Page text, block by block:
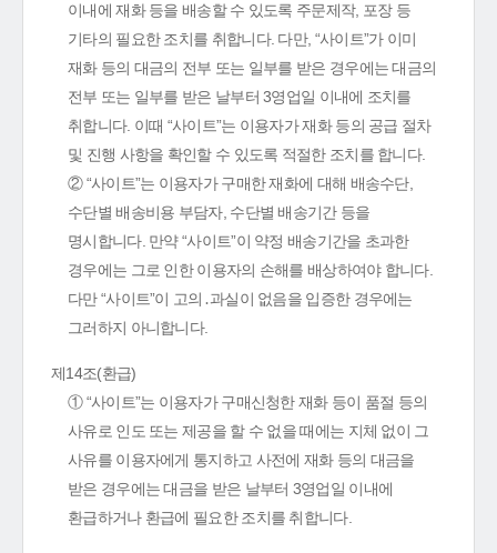
이내에 재화 등을 배송할 수 있도록 주문제작, 포장 등
기타의 필요한 조치를 취합니다. 다만, “사이트”가 이미
재화 등의 대금의 전부 또는 일부를 받은 경우에는 대금의
전부 또는 일부를 받은 날부터 3영업일 이내에 조치를
취합니다. 이때 “사이트”는 이용자가 재화 등의 공급 절차
및 진행 사항을 확인할 수 있도록 적절한 조치를 합니다.
② “사이트”는 이용자가 구매한 재화에 대해 배송수단,
수단별 배송비용 부담자, 수단별 배송기간 등을
명시합니다. 만약 “사이트”이 약정 배송기간을 초과한
경우에는 그로 인한 이용자의 손해를 배상하여야 합니다.
다만 “사이트”이 고의․과실이 없음을 입증한 경우에는
그러하지 아니합니다.
제14조(환급)
① “사이트”는 이용자가 구매신청한 재화 등이 품절 등의
사유로 인도 또는 제공을 할 수 없을 때에는 지체 없이 그
사유를 이용자에게 통지하고 사전에 재화 등의 대금을
받은 경우에는 대금을 받은 날부터 3영업일 이내에
환급하거나 환급에 필요한 조치를 취합니다.